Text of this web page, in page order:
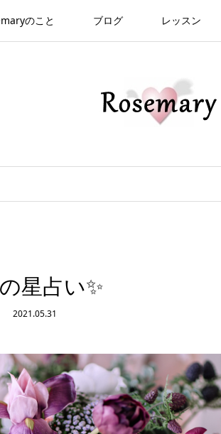
のこと ブログ レッスン
星占い✨
2021.05.31